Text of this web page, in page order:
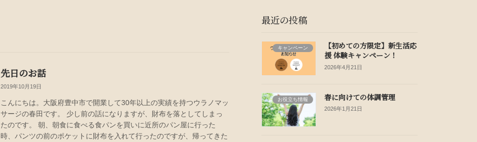
先日のお話
2019年10月19日
こんにちは。大阪府豊中市で開業して30年以上の実績を持つウラノマッ
サージの春田です。 少し前の話になりますが、財布を落としてしまっ
たのです。 朝、朝食に食べる食パンを買いに近所のパン屋に行った
時、パンツの前のポケットに財布を入れて行ったのですが、帰ってきた
最近の投稿
キャンペーン
【初めての方限定】新生活応
援 体験キャンペーン！
2026年4月21日
お役立ち情報 春に向けての体調管理
2026年1月21日